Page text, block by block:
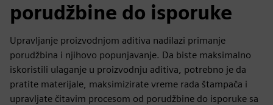
porudžbine do isporuke
Upravljanje proizvodnjom aditiva nadilazi primanje
porudžbina i njihovo popunjavanje. Da biste maksimalno
iskoristili ulaganje u proizvodnju aditiva, potrebno je da
pratite materijale, maksimizirate vreme rada štampača i
upravljate čitavim procesom od porudžbine do isporuke sa